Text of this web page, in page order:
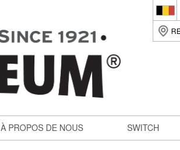
À PROPOS DE NOUS SWITCH